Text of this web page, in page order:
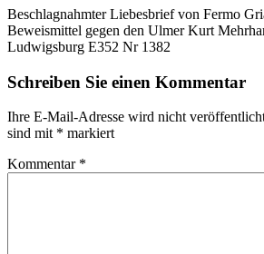
Beschlagnahmter Liebesbrief von Fermo
Beweismittel gegen den Ulmer Kurt
Ludwigsburg E352 Nr 1382
Schreiben Sie einen Kommentar
Ihre E-Mail-Adresse wird nicht
sind mit * markiert
Kommentar *